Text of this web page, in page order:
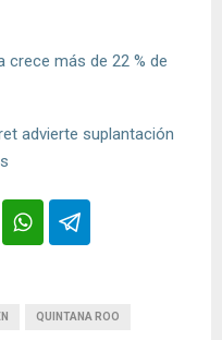
crece más de 22 % de
advierte suplantación
QUINTANA ROO